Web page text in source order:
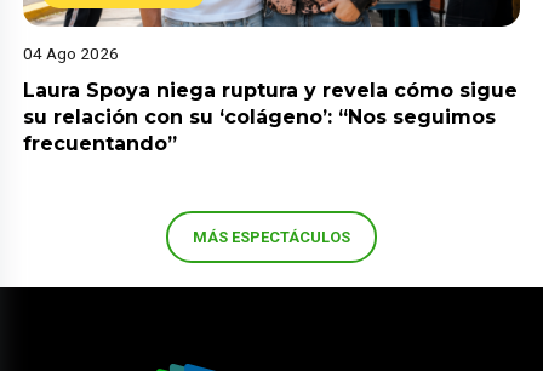
04 Ago 2026
Laura Spoya niega ruptura y revela cómo sigue
su relación con su ‘colágeno’: “Nos seguimos
frecuentando”
MÁS ESPECTÁCULOS